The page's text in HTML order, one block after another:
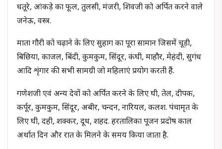
धतूरे, आंकड़े का फूल, तुलसी, मंजरी, शिवजी को अर्पित करने वाले
जनेऊ, वस्त्र.
माता गौरी को चढ़ाने के लिए सुहाग का पूरा सामान जिसमें चूड़ी,
बिछिया, काजल, बिंदी, कुमकुम, सिंदूर, कंघी, माहौर, मेहंदी, सुगंध
आदि शृंगार की सभी सामग्री जो महिलाएं प्रयोग करती हैं.
गणेशजी एवं अन्य देवों को अर्पित करने के लिए घी, तेल, दीपक,
कर्पूर, कुमकुम, सिंदूर, अबीर, चन्दन, नारियल, कलश. पंचामृत के
लिए घी, दही, शक्कर, दूध, शहद. हरतालिका पूजन प्रदोष काल
अर्थात दिन और रात के मिलने के समय किया जाता है.